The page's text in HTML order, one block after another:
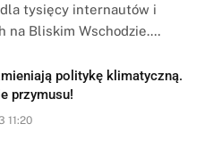
dla tysięcy internautów i
na Bliskim Wschodzie.…
politykę klimatyczną.
przymusu!
11:20